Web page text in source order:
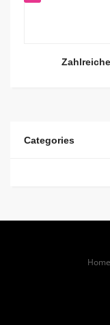
Categories
Home